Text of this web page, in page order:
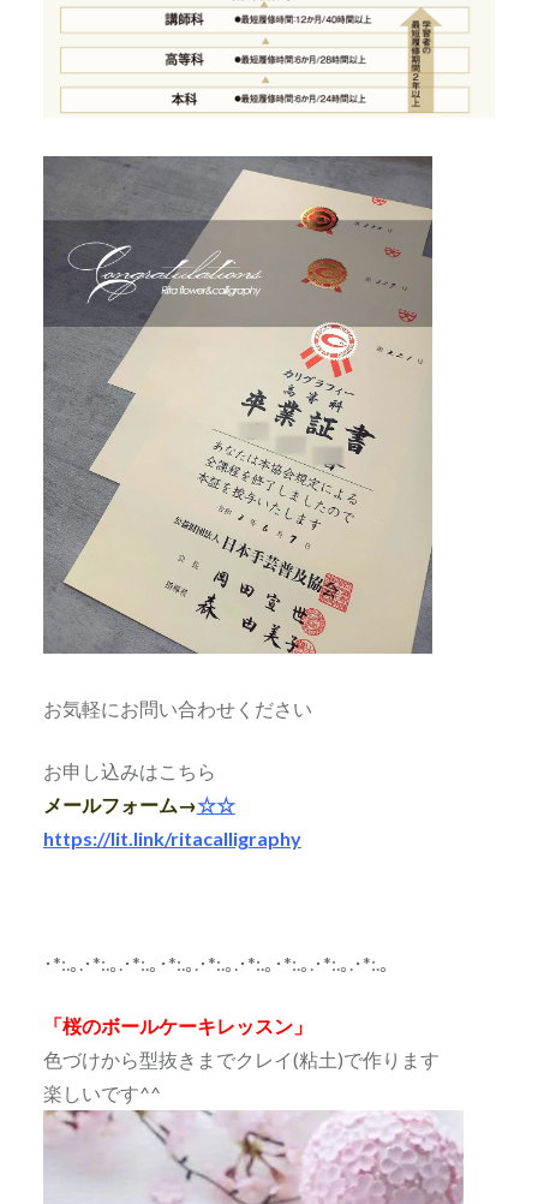
お気軽にお問い合わせください
お申し込みはこちら
メールフォーム→☆☆
https://lit.link/ritacalligraphy
･*:.｡.･*:.｡.･*:.｡･*:.｡.･*:.｡.･*:.｡･*:.｡.･*:.｡.･*:.｡
「桜のボールケーキレッスン」
色づけから型抜きまでクレイ(粘土)で作ります
楽しいです^^